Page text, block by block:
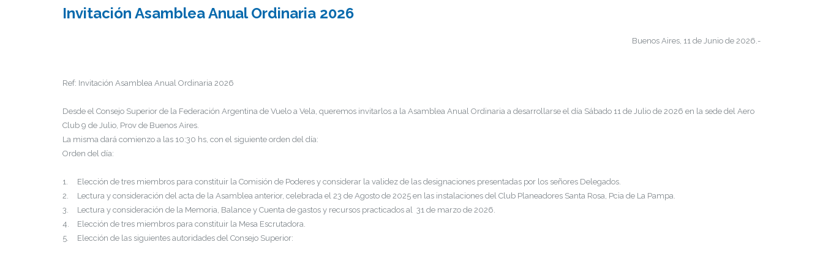
Invitación Asamblea Anual Ordinaria 2026
Buenos Aires, 11 de Junio de 2026.-
Ref: Invitación Asamblea Anual Ordinaria 2026
Desde el Consejo Superior de la Federación Argentina de Vuelo a Vela, queremos invitarlos a la Asamblea Anual Ordinaria a desarrollarse el día Sábado 11 de Julio de 2026 en la sede del Aero
Club 9 de Julio, Prov de Buenos Aires.
La misma dará comienzo a las 10:30 hs, con el siguiente orden del día:
Orden del día:
1.
Elección de tres miembros para constituir la Comisión de Poderes y considerar la validez de las designaciones presentadas por los señores Delegados.
2.
Lectura y consideración del acta de la Asamblea anterior, celebrada el 23 de Agosto de 2025 en las instalaciones del Club Planeadores Santa Rosa, Pcia de La Pampa.
3.
Lectura y consideración de la Memoria, Balance y Cuenta de gastos y recursos practicados al 31 de marzo de 2026.
4.
Elección de tres miembros para constituir la Mesa Escrutadora.
5.
Elección de las siguientes autoridades del Consejo Superior: